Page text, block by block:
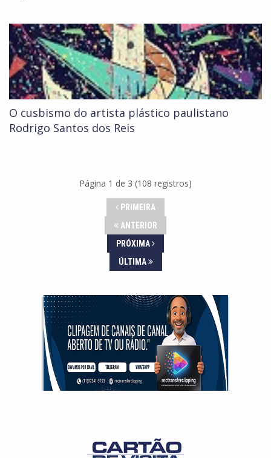
O cusbismo do artista plástico paulistano
Rodrigo Santos dos Reis
Página 1 de 3 (108 registros)
PRIMEIRA
ANTERIOR
PRÓXIMA
ÚLTIMA